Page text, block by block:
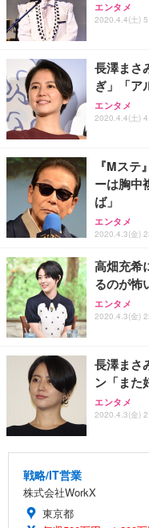
エンタメ
2020.4.4(土)
長澤まさ
ぎ」「ア
エンタメ
2020.4.4(土)
『Mス
ーは胸中
ば」
エンタメ
2020.4.3(金)
高畑充希
るのが怖
エンタメ
2020.4.3(金)
長澤まさ
ン「また
エンタメ
2020.4.3(金)
戦略/IT営業
株式会社WorkX
東京都